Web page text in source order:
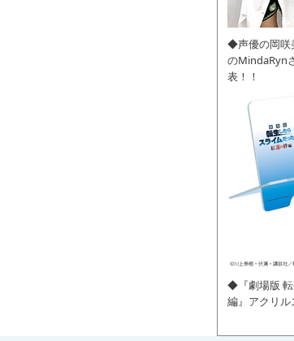
◆声優の岡咲
のMindaRyn
表！！
◆『劇場版 転
編』アクリル